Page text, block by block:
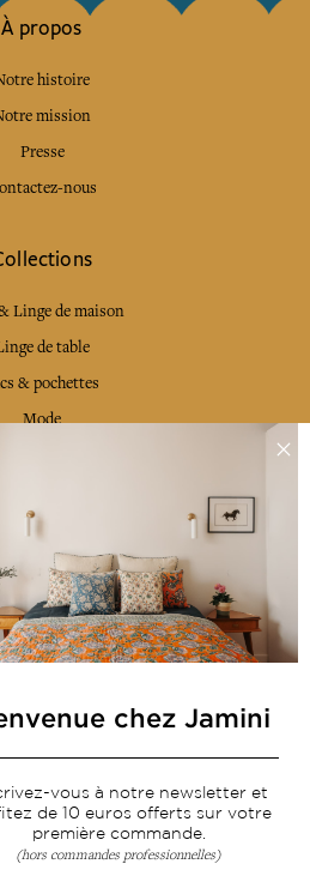
À propos
histoire
mission
Presse
nous
Linge de maison
de table
& pochettes
Mode
& retour
CGV
revendeur
communauté
avec poésie et élégance
vous à notre newsletter
chez Jamini
vous à notre newsletter et
de 10 euros offerts sur votre
première commande.
(hors commandes professionnelles)